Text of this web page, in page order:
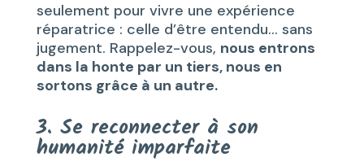
seulement pour vivre une expérience
réparatrice : celle d’être entendu… sans
jugement. Rappelez-vous, nous entrons
dans la honte par un tiers, nous en
sortons grâce à un autre.
3. Se reconnecter à son
humanité imparfaite